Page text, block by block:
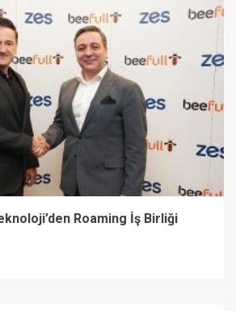
Roaming İş Birliği